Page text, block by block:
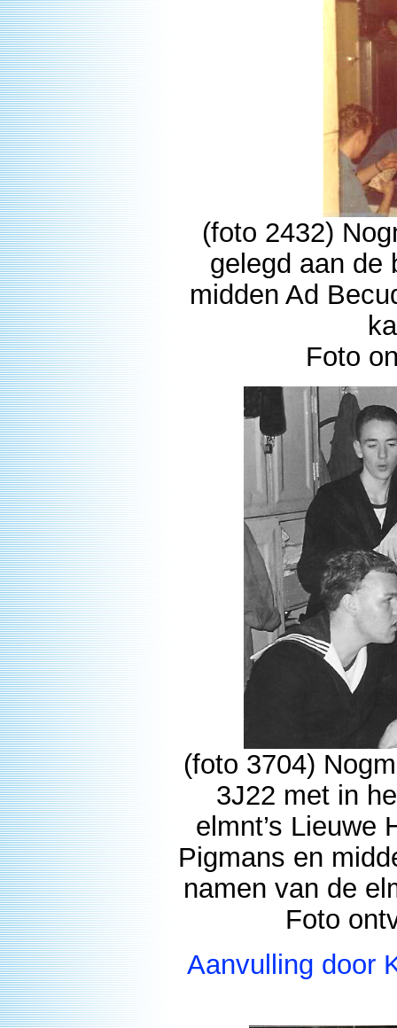
(foto 2432)
gelegd aan de
midden Ad
Foto
(foto 3704)
3J22 met in
elmnt’s Lieuwe
Pigmans en
namen van de
Foto
Aanvulling door